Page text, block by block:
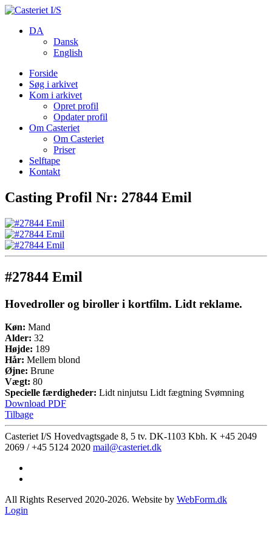
DA
Dansk
English
Forside
Søg i arkivet
Kom i arkivet
Opret profil
Opdater profil
Om Casteriet
Om Casteriet
Priser
Selftape
Kontakt
Casting Profil Nr: 27844 Emil
#27844 Emil
Hovedroller og biroller i kortfilm. Lidt reklame.
Køn: Mand
Alder: 32
Højde: 189
Hår: Mellem blond
Øjne: Brune
Vægt: 80
Specielle færdigheder: Lidt ninjutsu Lidt fægtning Svømning
Download PDF
Tilbage
Casteriet I/S Hovedvagtsgade 8, 5 tv. DK-1103 Kbh. K +45 2049
2069 / +45 5124 2020 mail@casteriet.dk
All Rights Reserved 2020-2026. Website by WebForm.dk
Login